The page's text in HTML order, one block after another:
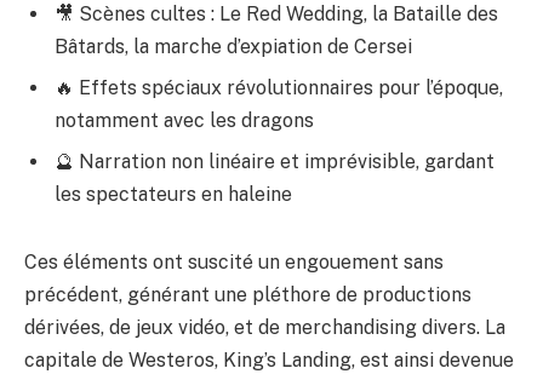
🎥 Scènes cultes : Le Red Wedding, la Bataille des
Bâtards, la marche d’expiation de Cersei
🔥 Effets spéciaux révolutionnaires pour l’époque,
notamment avec les dragons
🔮 Narration non linéaire et imprévisible, gardant
les spectateurs en haleine
Ces éléments ont suscité un engouement sans
précédent, générant une pléthore de productions
dérivées, de jeux vidéo, et de merchandising divers. La
capitale de Westeros, King’s Landing, est ainsi devenue